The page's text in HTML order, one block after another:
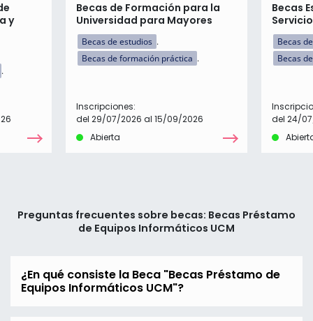
y
Becas de Formación para la
Universidad para Mayores
Becas de estudios
Becas de formación práctica
Inscripciones:
del 29/07/2026 al 15/09/2026
Abierta
Becas
Becas
Becas
del 24/
Preguntas frecuentes sobre becas: Becas Préstamo
de Equipos Informáticos UCM
¿En qué consiste la Beca "Becas Préstamo de
Equipos Informáticos UCM"?